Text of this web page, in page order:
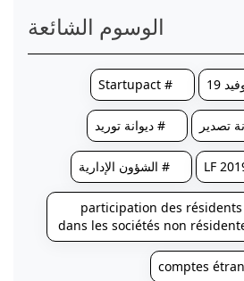
الوسوم الشائعة
19
# Startupact
تصدير # ديوانة توريد
# الشؤون الإدارية
# participation des résidents
dans les sociétés non